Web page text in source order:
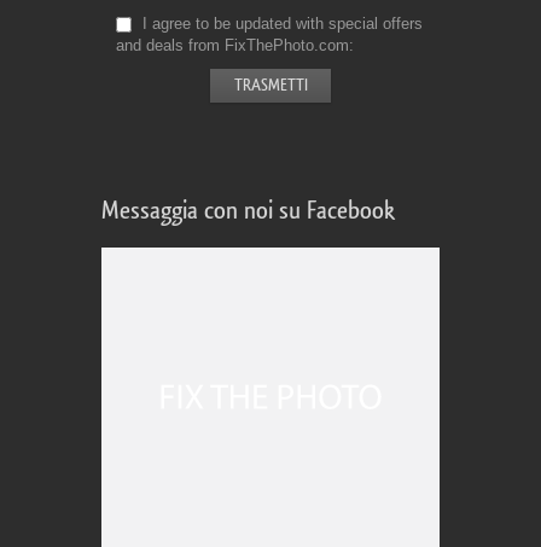
I agree to be updated with special offers
and deals from FixThePhoto.com
Messaggia con noi su Facebook